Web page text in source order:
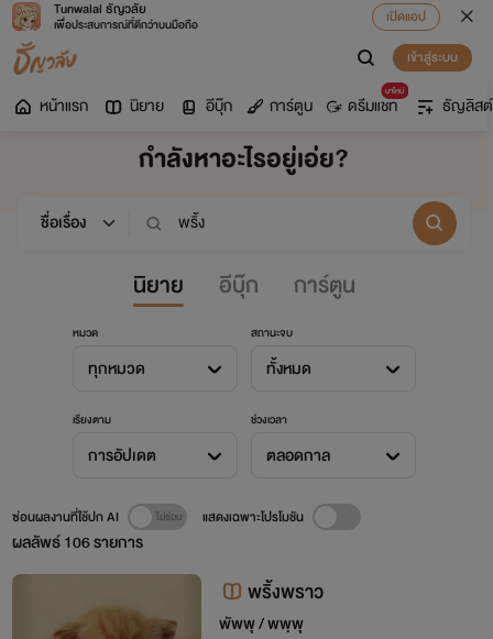
Tunwalai ธัญวลัย
เพื่อประสบการณ์ที่ดีกว่าบนมือถือ
เปิดแอป
เข้าสู่ระบบ
หน้าแรก นิยาย อีบุ๊ก การ์ตูน
มาใหม่
ดรีมแชท ธัญลิสต์
กำลังหาอะไรอยู่เอ่ย?
นิยาย อีบุ๊ก การ์ตูน
หมวด
ทุกหมวด
สถานะจบ
ทั้งหมด
เรียงตาม
การอัปเดต
ช่วงเวลา
ตลอดกาล
ผลลัพธ์106รายการ
ซ่อนผลงานที่ใช้ปก AI แสดงเฉพาะโปรโมชัน
พริ้งพราว
พัพพุ / พพฺพุ